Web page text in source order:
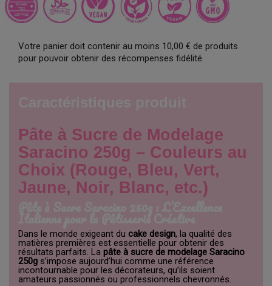
Votre panier doit contenir au moins 10,00 € de produits
pour pouvoir obtenir des récompenses fidélité.
Pâte à Sucre de Modelage
Saracino 250g – Couleurs au
Choix (Rouge, Bleu, Vert,
Jaune, Noir, Blanc, etc.)
Dans le monde exigeant du cake design, la qualité des
matières premières est essentielle pour obtenir des
résultats parfaits. La pâte à sucre de modelage Saracino
250g s’impose aujourd’hui comme une référence
incontournable pour les décorateurs, qu’ils soient
amateurs passionnés ou professionnels chevronnés.